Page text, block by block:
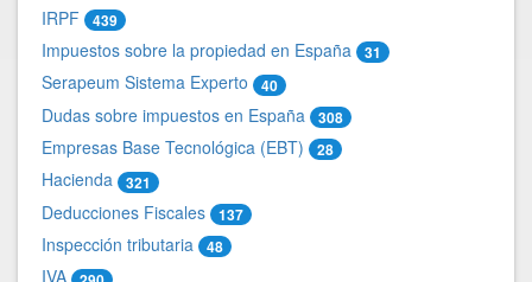
IRPF 439
Impuestos sobre la propiedad en España 31
Serapeum Sistema Experto 40
Dudas sobre impuestos en España 308
Empresas Base Tecnológica (EBT) 28
Hacienda 321
Deducciones Fiscales 137
Inspección tributaria 48
IVA